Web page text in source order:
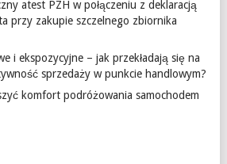
atest PZH w połączeniu z deklaracją
przy zakupie szczelnego zbiornika
i ekspozycyjne – jak przekładają się na
sprzedaży w punkcie handlowym?
komfort podróżowania samochodem